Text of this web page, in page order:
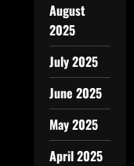
August
2025
July 2025
June 2025
May 2025
April 2025